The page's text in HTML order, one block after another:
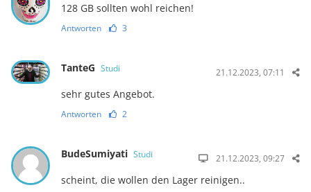
128 GB sollten wohl reichen!
Antworten 3
TanteG Studi 21.12.2023, 07:11
sehr gutes Angebot.
Antworten 2
BudeSumiyati Studi 21.12.2023, 09:27
scheint, die wollen den Lager reinigen..